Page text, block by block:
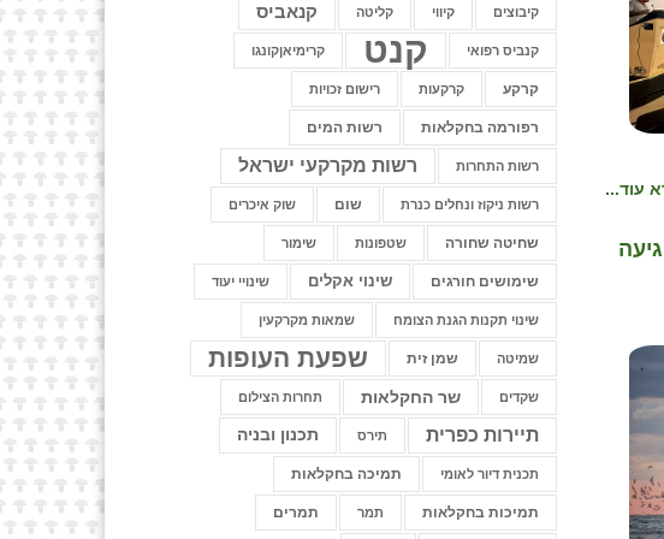
עוד...
קיבוצים קיווי קליטה קנאביס
קנביס רפואי קנט קרימיאןקונגו
קרקע קרקעות רישום זכויות
רפורמה בחקלאות רשות המים
רשות התחרות רשות מקרקעי ישראל
רשות ניקוז ונחלים כנרת שום שוק איכרים
שחיטה שחורה שטפונות שימור
שימושים חורגים שינוי אקלים שינויי יעוד
שינוי תקנות הגנת הצומח שמאות מקרקעין
שמיטה שמן זית שפעת העופות
שקדים שר החקלאות תחרות הצילום
תיירות כפרית תירס תכנון ובניה
תכנית דיור לאומי תמיכה בחקלאות
תמיכות בחקלאות תמר תמרים